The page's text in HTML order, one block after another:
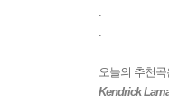
.
.
오늘의 추천
Kendrick